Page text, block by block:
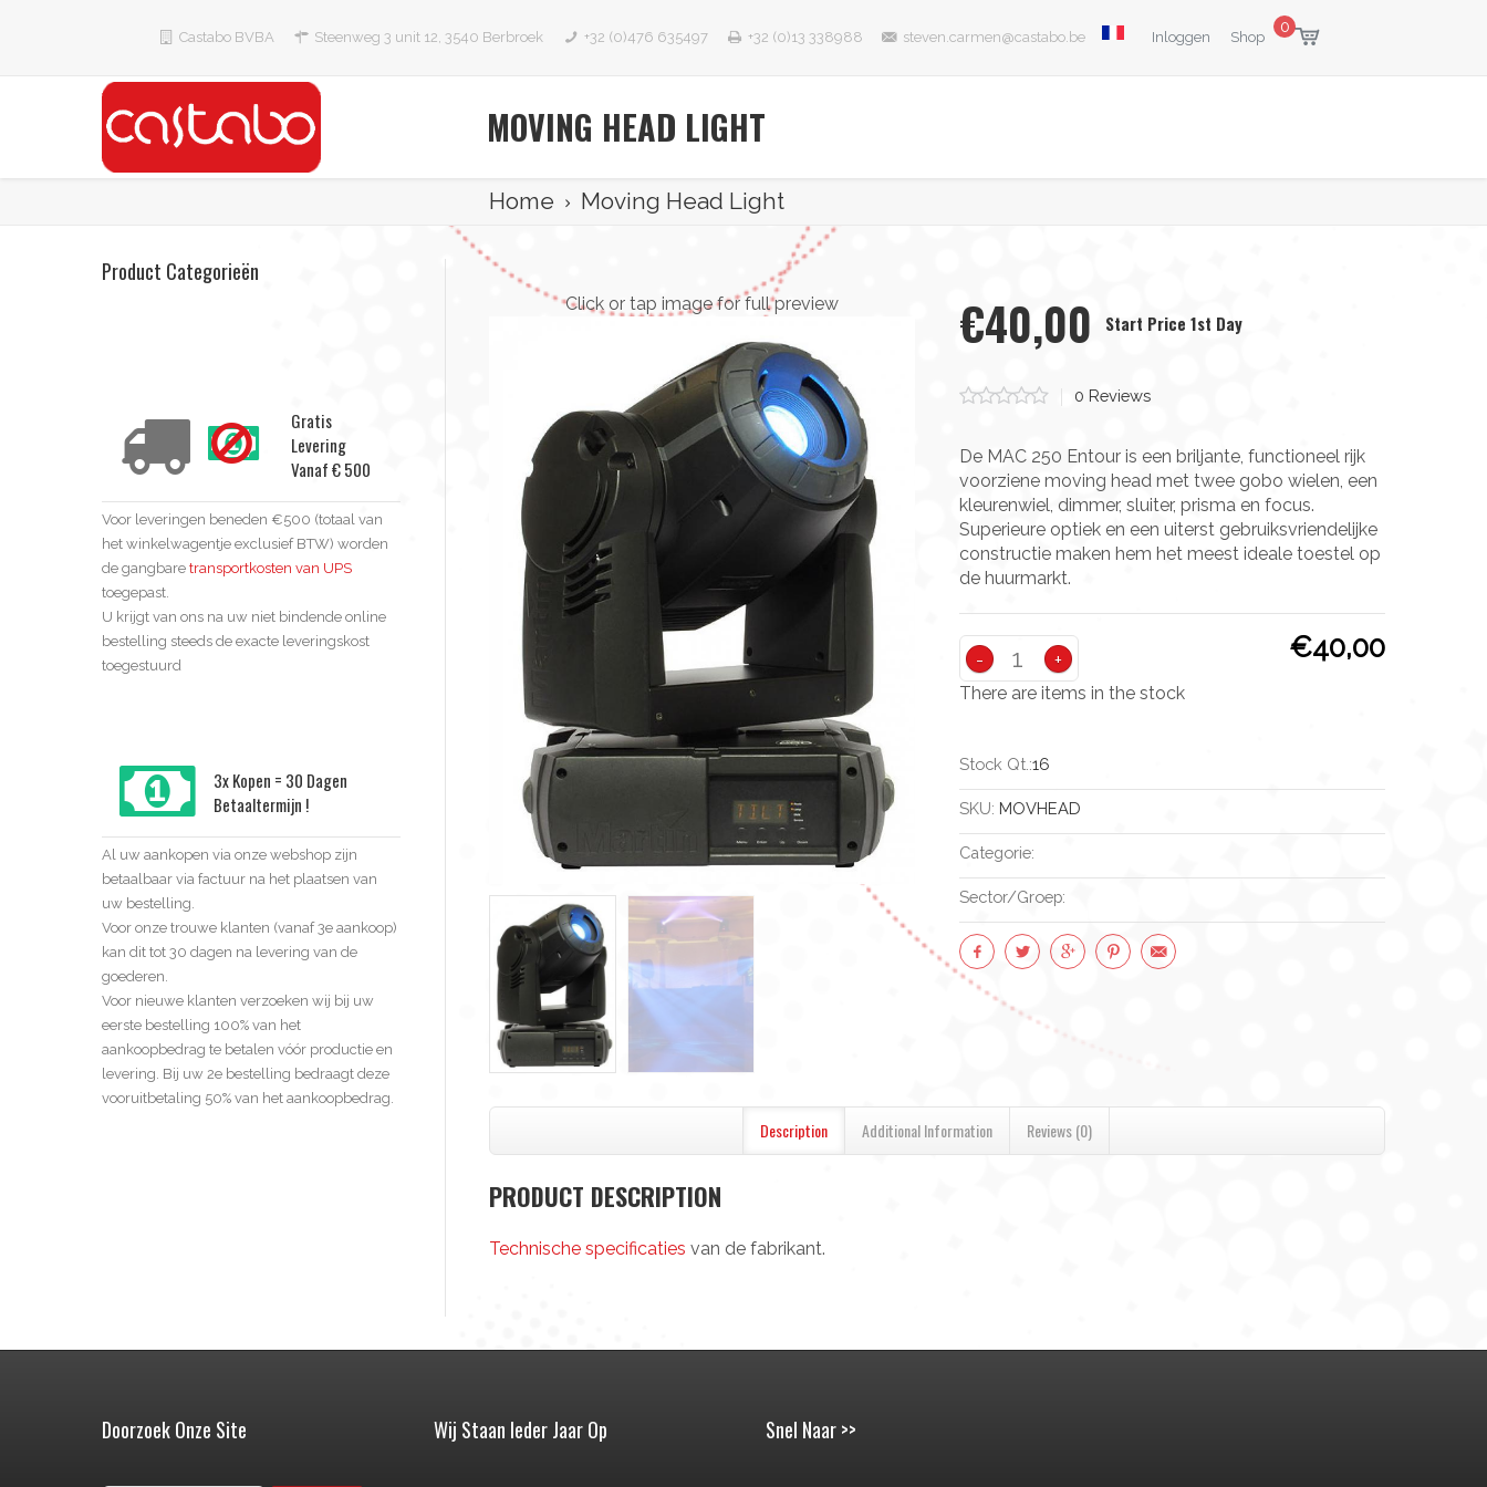
Castabo BVBA Steenweg 3 unit 12, 3540 Berbroek +32 (0)476 635497 +32 (0)13 338988 steven.carmen@castabo.be TalenUser Login Menu
Inloggen Shop
0
MOVING HEAD LIGHT
Home Moving Head Light
Click or tap image for full preview €40,00 Start Price 1st Day
0 Stars 0 Reviews
De MAC 250 Entour is een briljante, functioneel rijk
voorziene moving head met twee gobo wielen, een
kleurenwiel, dimmer, sluiter, prisma en focus.
Superieure optiek en een uiterst gebruiksvriendelijke
constructie maken hem het meest ideale toestel op
de huurmarkt.
- +
There are items in the stock
€40,00
Stock Qt.:16
SKU: MOVHEAD
Categorie:
Sector/groep:
Description (actieve Tabblad)
Additional Information Reviews (0)
PRODUCT DESCRIPTION
Technische specificaties van de fabrikant.
Product Categorieën
Gratis
Levering
Vanaf € 500
Voor leveringen beneden €500 (totaal van
het winkelwagentje exclusief BTW) worden
de gangbare transportkosten van UPS
toegepast.
U krijgt van ons na uw niet bindende online
bestelling steeds de exacte leveringskost
toegestuurd
3x Kopen = 30 Dagen
Betaaltermijn !
Al uw aankopen via onze webshop zijn
betaalbaar via factuur na het plaatsen van
uw bestelling.
Voor onze trouwe klanten (vanaf 3e aankoop)
kan dit tot 30 dagen na levering van de
goederen.
Voor nieuwe klanten verzoeken wij bij uw
eerste bestelling 100% van het
aankoopbedrag te betalen vóór productie en
levering. Bij uw 2e bestelling bedraagt deze
vooruitbetaling 50% van het aankoopbedrag.
Doorzoek Onze Site Wij Staan Ieder Jaar Op Snel Naar >>